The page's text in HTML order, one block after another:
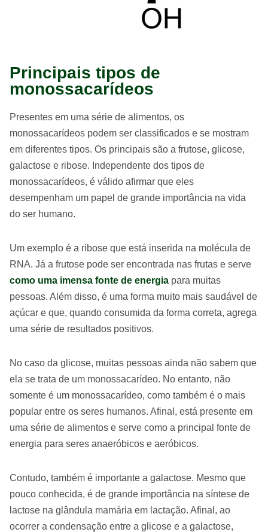
Principais tipos de
monossacarídeos
Presentes em uma série de alimentos, os
monossacarídeos podem ser classificados e se mostram
em diferentes tipos. Os principais são a frutose, glicose,
galactose e ribose. Independente dos tipos de
monossacarídeos, é válido afirmar que eles
desempenham um papel de grande importância na vida
do ser humano.
Um exemplo é a ribose que está inserida na molécula de
RNA. Já a frutose pode ser encontrada nas frutas e serve
como uma imensa fonte de energia para muitas
pessoas. Além disso, é uma forma muito mais saudável de
açúcar e que, quando consumida da forma correta, agrega
uma série de resultados positivos.
No caso da glicose, muitas pessoas ainda não sabem que
ela se trata de um monossacarídeo. No entanto, não
somente é um monossacarídeo, como também é o mais
popular entre os seres humanos. Afinal, está presente em
uma série de alimentos e serve como a principal fonte de
energia para seres anaeróbicos e aeróbicos.
Contudo, também é importante a galactose. Mesmo que
pouco conhecida, é de grande importância na síntese de
lactose na glândula mamária em lactação. Afinal, ao
ocorrer a condensação entre a glicose e a galactose,